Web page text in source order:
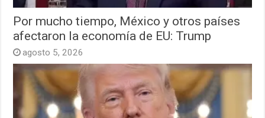
Por mucho tiempo, México y otros países
afectaron la economía de EU: Trump
agosto 5, 2026